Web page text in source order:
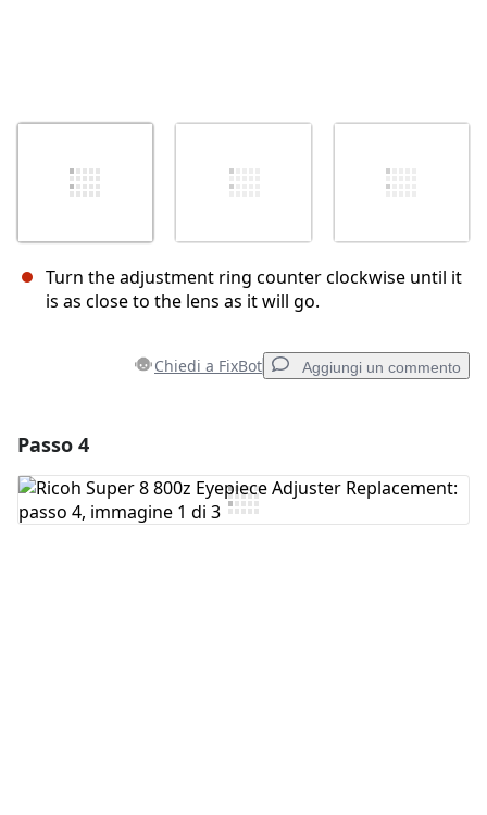
Turn the adjustment ring counter clockwise until it
is as close to the lens as it will go.
Chiedi a FixBot Aggiungi un commento
Aggiungi Commento
Passo 4